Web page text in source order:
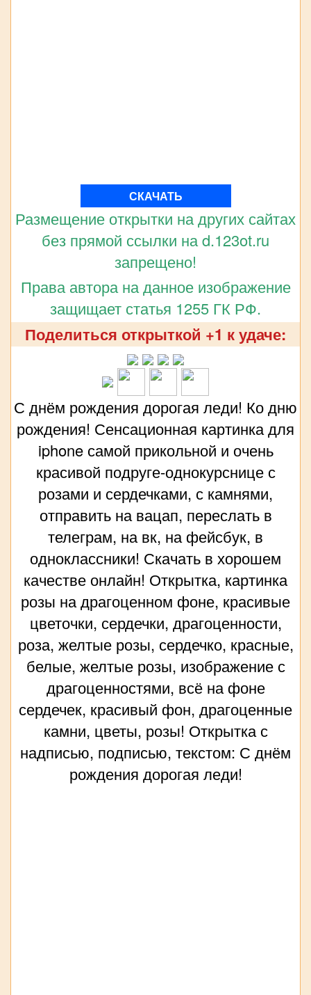
СКАЧАТЬ
Размещение открытки на других сайтах
без прямой ссылки на d.123ot.ru
запрещено!
Права автора на данное изображение
защищает статья 1255 ГК РФ.
Поделиться открыткой +1 к удаче:
С днём рождения дорогая леди! Ко дню
рождения! Сенсационная картинка для
iphone самой прикольной и очень
красивой подруге-однокурснице с
розами и сердечками, с камнями,
отправить на вацап, переслать в
телеграм, на вк, на фейсбук, в
одноклассники! Скачать в хорошем
качестве онлайн! Открытка, картинка
розы на драгоценном фоне, красивые
цветочки, сердечки, драгоценности,
роза, желтые розы, сердечко, красные,
белые, желтые розы, изображение с
драгоценностями, всё на фоне
сердечек, красивый фон, драгоценные
камни, цветы, розы! Открытка с
надписью, подписью, текстом: С днём
рождения дорогая леди!